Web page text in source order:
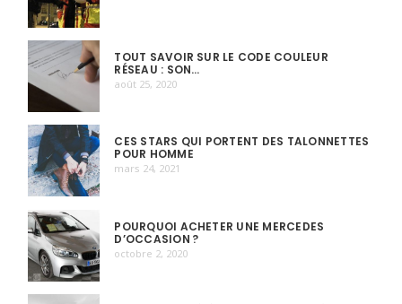
TOUT SAVOIR SUR LE CODE COULEUR
RÉSEAU : SON…
août 25, 2020
CES STARS QUI PORTENT DES TALONNETTES
POUR HOMME
mars 24, 2021
POURQUOI ACHETER UNE MERCEDES
D’OCCASION ?
octobre 2, 2020